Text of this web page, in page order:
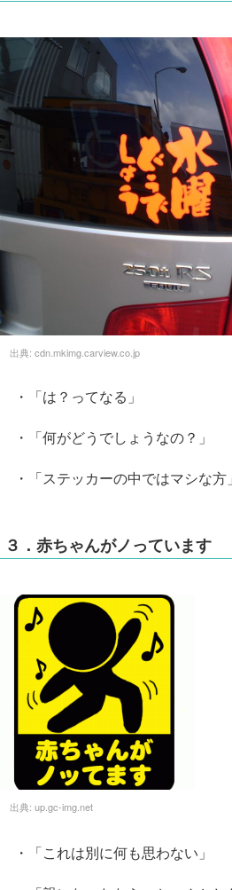
出典: cdn.mkimg.carview.co.jp
・「は？ってなる」
・「何がどうでしょうなの？」
・「ステッカーの中ではマシな方」
３．赤ちゃんがノっています
出典: up.gc-img.net
・「これは別に何も思わない」